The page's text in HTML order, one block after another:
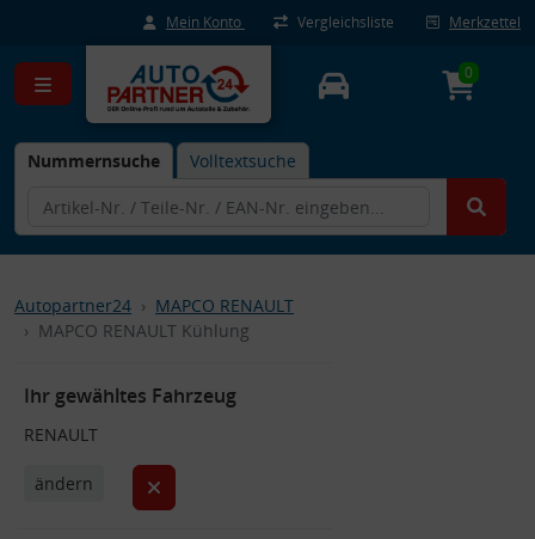
Mein Konto Vergleichsliste Merkzettel
Nummernsuche Volltextsuche
0
Autopartner24
MAPCO RENAULT
MAPCO RENAULT Kühlung
Ihr gewähltes Fahrzeug
RENAULT
ändern